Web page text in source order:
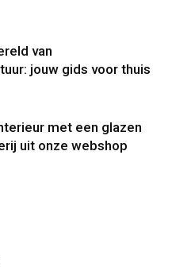
van
jouw gids voor thuis
met een glazen
uit onze webshop